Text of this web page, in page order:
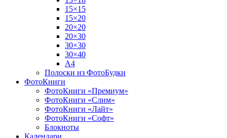
15×15
15×20
20×20
20×30
30×30
30×40
A4
Полоски из ФотоБудки
ФотоКниги
ФотоКниги «Премиум»
ФотоКниги «Слим»
ФотоКниги «Лайт»
ФотоКниги «Софт»
Блокноты
Календари